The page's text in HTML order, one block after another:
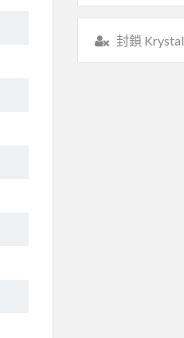
封鎖 Krystal